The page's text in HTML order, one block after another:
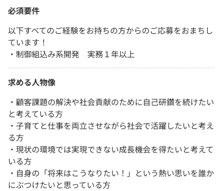
必須要件
以下すべてのご経験をお持ちの方からのご応募をおまちし
ています！
・制御組込み系開発 実務１年以上
求める人物像
・顧客課題の解決や社会貢献のために自己研鑽を続けたい
と考えている方
・子育てと仕事を両立させながら社会で活躍したいと考え
る方
・現状の環境では実現できない成長機会を得たいと考えて
いる方
・自身の「将来はこうなりたい！」という熱い思いを誰か
にぶつけたいと思っている方